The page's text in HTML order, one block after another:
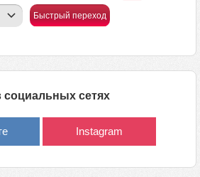
Быстрый переход
сетях
Instagram